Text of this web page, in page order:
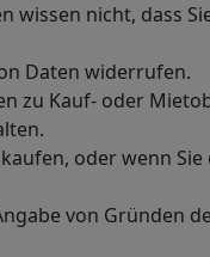
wissen nicht, dass
Daten widerrufen.
Kauf- oder
oder wenn
von Gründen